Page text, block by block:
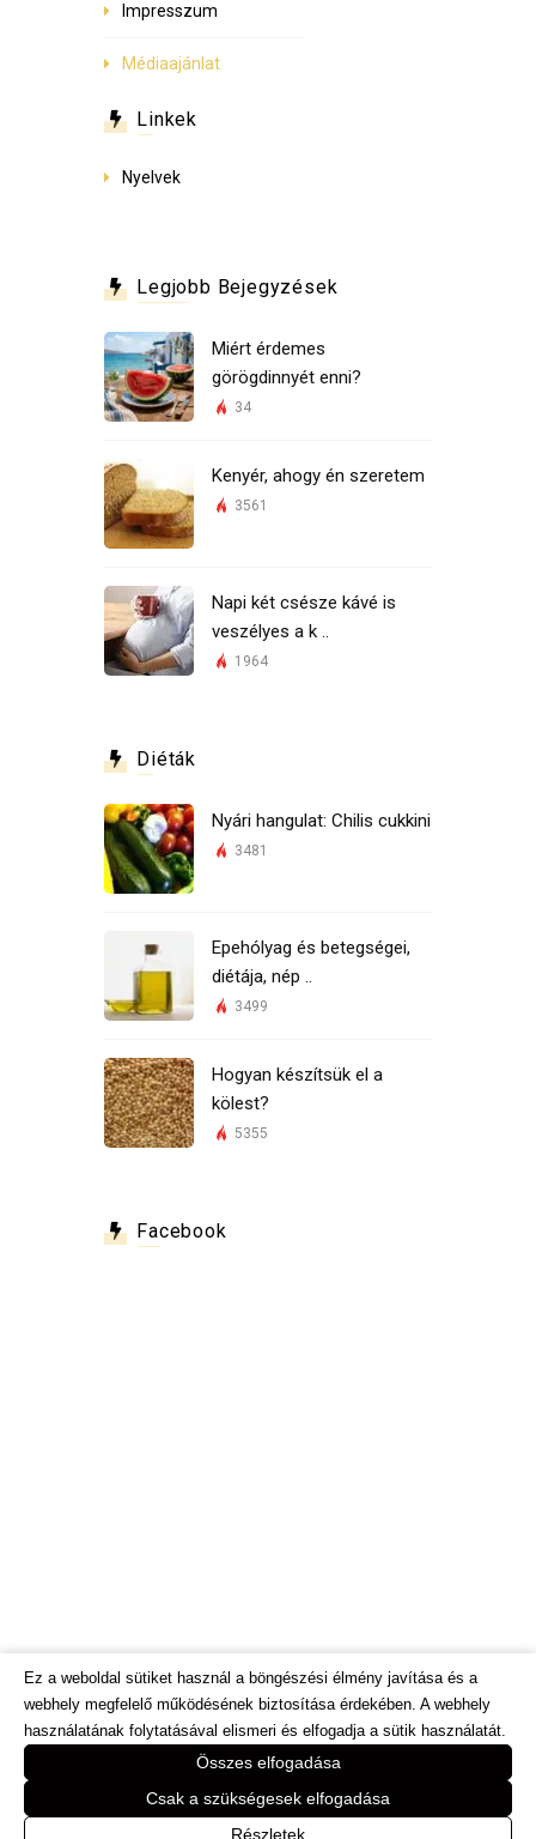
Impresszum
Médiaajánlat
Linkek
Nyelvek
Legjobb Bejegyzések
Miért érdemes
görögdinnyét enni?
34
Kenyér, ahogy én szeretem
3561
Napi két csésze kávé is
veszélyes a k ..
1964
Diéták
Nyári hangulat: Chilis cukkini
3481
Epehólyag és betegségei,
diétája, nép ..
3499
Hogyan készítsük el a
kölest?
5355
Facebook
© Dietinfo.hu 2026. Minden jog fenntartva.
Webáruház és honlap fejlesztés:
https://bodorweb.eu
Online marketing megoldasok: www.e-
Ez a weboldal sütiket használ a böngészési élmény javítása és a
webhely megfelelő működésének biztosítása érdekében. A webhely
használatának folytatásával elismeri és elfogadja a sütik használatát.
Összes elfogadása
Csak a szükségesek elfogadása
Részletek